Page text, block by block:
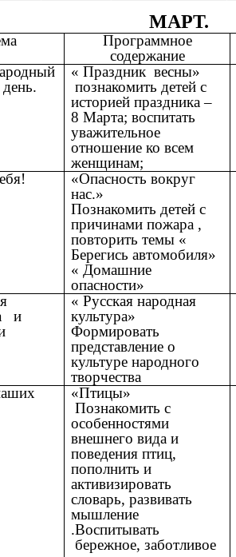
МАРТ.
Программное
содержание
« Праздник весны»
познакомить детей с
историей праздника –
8 Марта; воспитать
уважительное
отношение ко всем
женщинам;
«Опасность вокруг
нас.»
Познакомить детей с
причинами пожара ,
повторить темы «
Берегись автомобиля»
« Домашние
опасности»
и
« Русская народная
культура»
Формировать
представление о
культуре народного
творчества
«Птицы»
Познакомить с
особенностями
внешнего вида и
поведения птиц,
пополнить и
активизировать
словарь, развивать
мышление
.Воспитывать
бережное, заботливое